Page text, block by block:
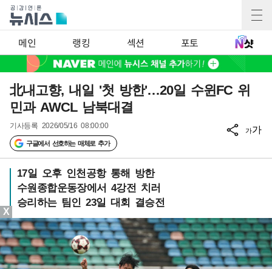
메인 랭킹 섹션 포토
北내고향, 내일 '첫 방한'…20일 수윈FC 위
민과 AWCL 남북대결
기사등록 2026/05/16 08:00:00
구글에서 선호하는 매체로 추가
가가
17일 오후 인천공항 통해 방한
수원종합운동장에서 4강전 치러
승리하는 팀인 23일 대회 결승전
X